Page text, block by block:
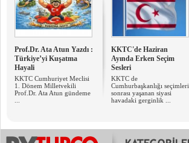
Prof.Dr. Ata Atun Yazdı :
Türkiye’yi Kuşatma
Hayali
KKTC Cumhuriyet Meclisi
1. Dönem Milletvekili
Prof.Dr. Ata Atun gündeme
KKTC'de Haziran
Ayında Erken Seçim
Sesleri
KKTC de
Cumhurbaşkanlığı seçimleri
sonrası yaşanan siyasi
havadaki gerginlik ...